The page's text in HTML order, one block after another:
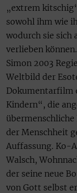
„extrem
sowohl ihm wie
wodurch sie sich
verlieben
Simon 2003
Weltbild der
Dokumentarfilm
Kindern“, die
der Menschheit
Auffassung. Ko-
Walsch,
der seine neue
von Gott selbst